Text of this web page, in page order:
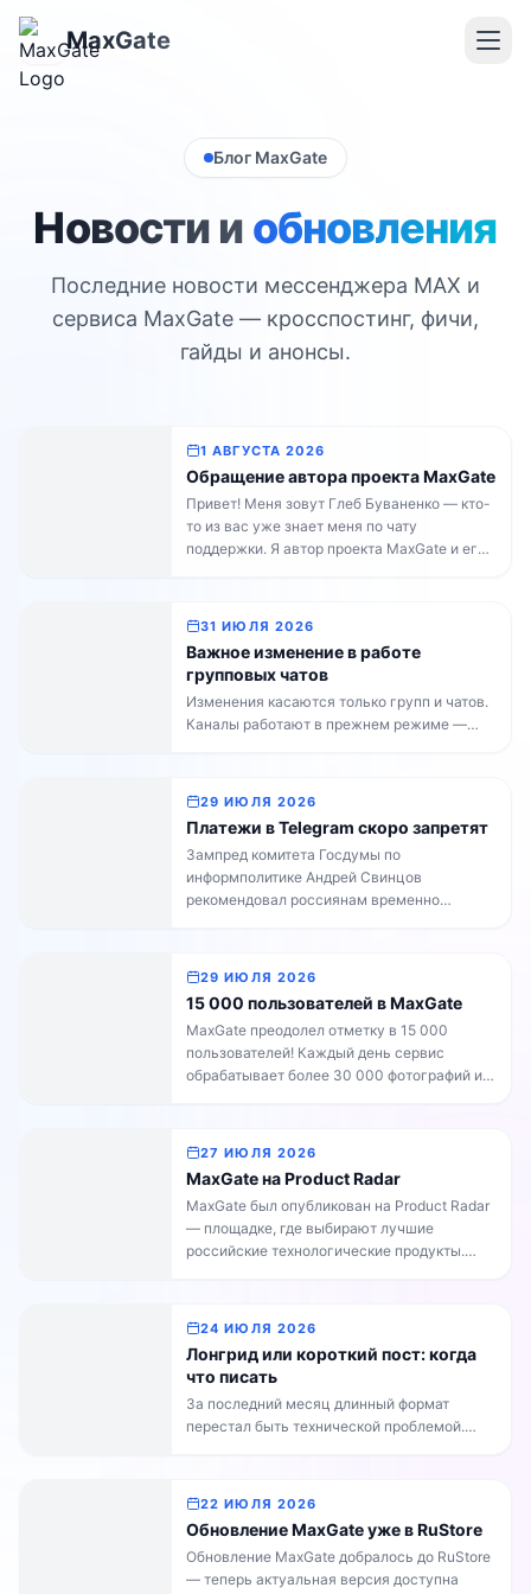
MaxGate
Блог MaxGate
Новости и обновления
Последние новости мессенджера MAX и
сервиса MaxGate — кросспостинг, фичи,
гайды и анонсы.
1 АВГУСТА 2026
Обращение автора проекта MaxGate
Привет! Меня зовут Глеб Буваненко — кто-
то из вас уже знает меня по чату
поддержки. Я автор проекта MaxGate и его
личному поводу. С 3 по 17 августа я ухожу
обычном режиме, я останусь на связи […]
31 ИЮЛЯ 2026
Важное изменение в работе
групповых чатов
Изменения касаются только групп и чатов.
Каналы работают в прежнем режиме —
заблокирован на стороне MAX.
блокировку, но мы связываем её с
нарушениями правил MAX со стороны
участников подключённых чатов. Чтобы
ситуация не повторилась и не затронула
29 ИЮЛЯ 2026
Платежи в Telegram скоро запретят
Зампред комитета Госдумы по
информполитике Андрей Свинцов
рекомендовал россиянам временно
разъяснений Роскомнадзора и ФСБ. К
баланс можно в обычном режиме, и бонус
+15% за пополнение от 500 рублей
действует до конца недели без изменений.
Ни один рубль ваших […]
29 ИЮЛЯ 2026
15 000 пользователей в MaxGate
MaxGate преодолел отметку в 15 000
пользователей! Каждый день сервис
обрабатывает более 30 000 фотографий и
баланса от 500 рублей до конца недели.
бонус начисляется автоматически на
каждый платёж. Бонусные средства
зачисляются сразу после оплаты и
расходуются так же, […]
27 ИЮЛЯ 2026
MaxGate на Product Radar
MaxGate был опубликован на Product Radar
— площадке, где выбирают лучшие
российские технологические продукты.
между Telegram и MAX, поддержите нас
поможет сервису стать заметнее. Чтобы
проголосовать, откройте страницу MaxGate
на Product Radar и нажмите кнопку
«Поддержать»:https://productradar.ru/product/
24 ИЮЛЯ 2026
Лонгрид или короткий пост: когда
что писать
За последний месяц длинный формат
перестал быть технической проблемой.
публикации в MAX без потери оформления,
длинные посты из MAX в статью, когда они
не влезают в лимиты Telegram. Теперь в
MaxGate есть и собственный редактор:
22 ИЮЛЯ 2026
Обновление MaxGate уже в RuStore
Обновление MaxGate добралось до RuStore
— теперь актуальная версия доступна